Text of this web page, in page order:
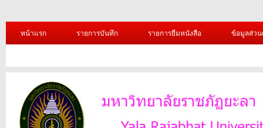
หน้าแรก รายการบันทึก รายการยืมหนังสือ ข้อมูลส่ว